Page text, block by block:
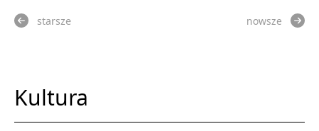
starsze nowsze
Kultura